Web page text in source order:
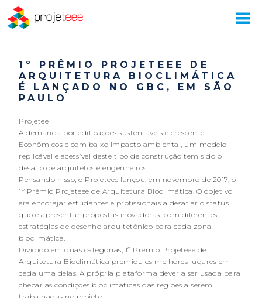
1º PRÊMIO PROJETEEE DE
ARQUITETURA BIOCLIMÁTICA
É LANÇADO NO GBC, EM SÃO
PAULO
Projetee
A demanda por edificações sustentáveis é crescente.
Econômicos e com baixo impacto ambiental, um modelo
replicável e acessível deste tipo de construção tem sido o
desafio de arquitetos e engenheiros.
Pensando nisso, o Projeteee lançou, em novembro de 2017, o
1º Prêmio Projeteee de Arquitetura Bioclimática. O objetivo
era encorajar estudantes e profissionais a desafiar o status
quo e apresentar propostas inovadoras, com diferentes
estratégias de desenho arquitetônico para cada zona
bioclimática.
Dividido em duas categorias, 1º Prêmio Projeteee de
Arquitetura Bioclimática premiou os melhores lugares em
cada uma delas. A própria plataforma deveria ser usada para
checar as condições bioclimáticas das regiões a serem